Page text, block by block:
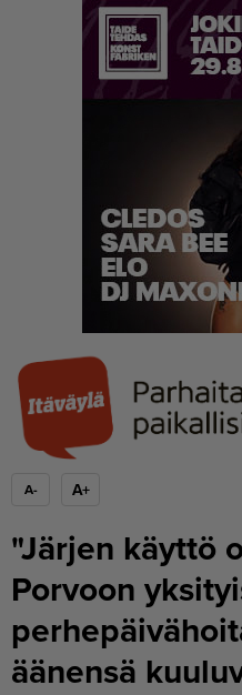
A- A+
"Järjen käyttö
Porvoon
äänensä